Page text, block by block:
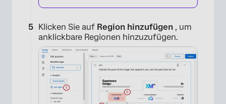
Klicken Sie auf Region hinzufügen , um
anklickbare Regionen hinzuzufügen.